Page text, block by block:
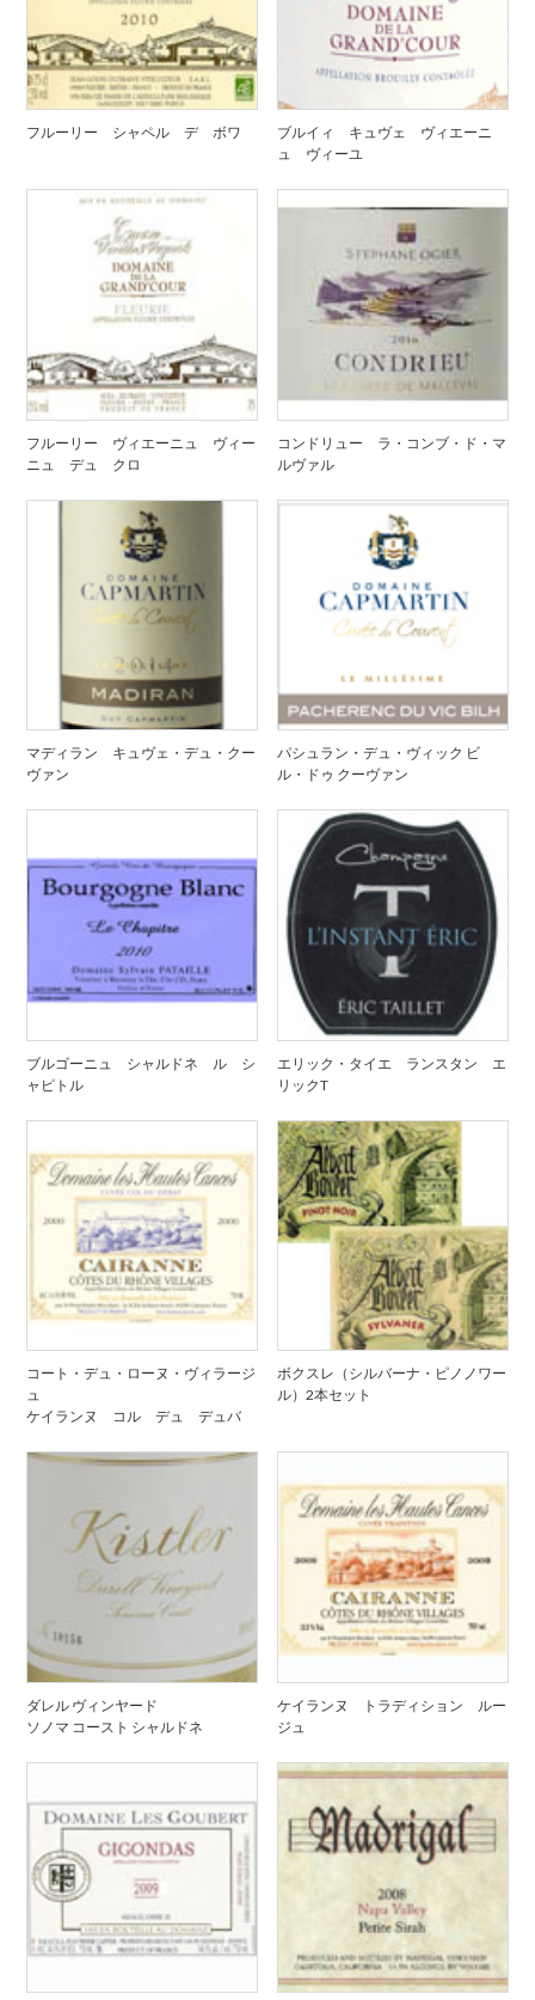
フルーリー シャペル デ ボワ
ブルイィ キュヴェ ヴィエーニ
ュ ヴィーユ
フルーリー ヴィエーニュ ヴィー
ニュ デュ クロ
コンドリュー ラ・コンブ・ド・マ
ルヴァル
マディラン キュヴェ・デュ・クー
ヴァン
パシュラン・デュ・ヴィック ビ
ル・ドゥ クーヴァン
ブルゴーニュ シャルドネ ル シ
ャピトル
エリック・タイエ ランスタン エ
リックT
コート・デュ・ローヌ・ヴィラージ
ュ
ケイランヌ コル デュ デュバ
ボクスレ（シルバーナ・ピノノワー
ル）2本セット
ダレル ヴィンヤード
ソノマ コースト シャルドネ
ケイランヌ トラディション ルー
ジュ